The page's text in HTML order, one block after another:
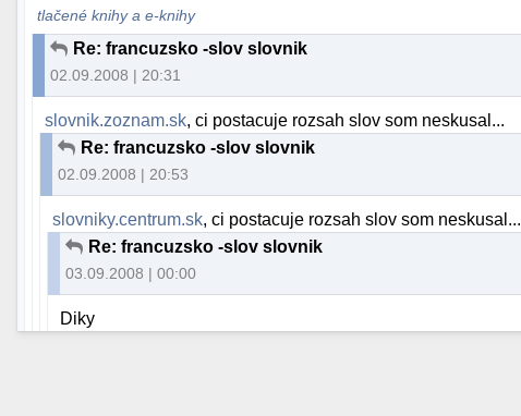
tlačené knihy a e-knihy
Re: francuzsko -slov slovnik
02.09.2008 | 20:31
slovnik.zoznam.sk, ci postacuje rozsah slov som neskusal...
Re: francuzsko -slov slovnik
02.09.2008 | 20:53
slovniky.centrum.sk, ci postacuje rozsah slov som neskusal...
Re: francuzsko -slov slovnik
03.09.2008 | 00:00
Diky